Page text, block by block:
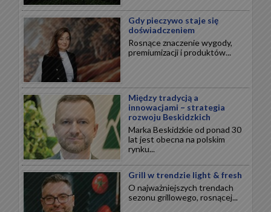
Gdy pieczywo staje się
doświadczeniem
Rosnące znaczenie wygody,
premiumizacji i produktów...
Między tradycją a
innowacjami – strategia
rozwoju Beskidzkich
Marka Beskidzkie od ponad 30
lat jest obecna na polskim
rynku...
Grill w trendzie light & fresh
O najważniejszych trendach
sezonu grillowego, rosnącej...